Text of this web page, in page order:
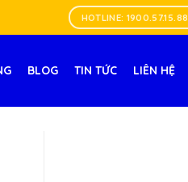
HOTLINE: 1900.57.15.88
BLOG TIN TỨC LIÊN HỆ